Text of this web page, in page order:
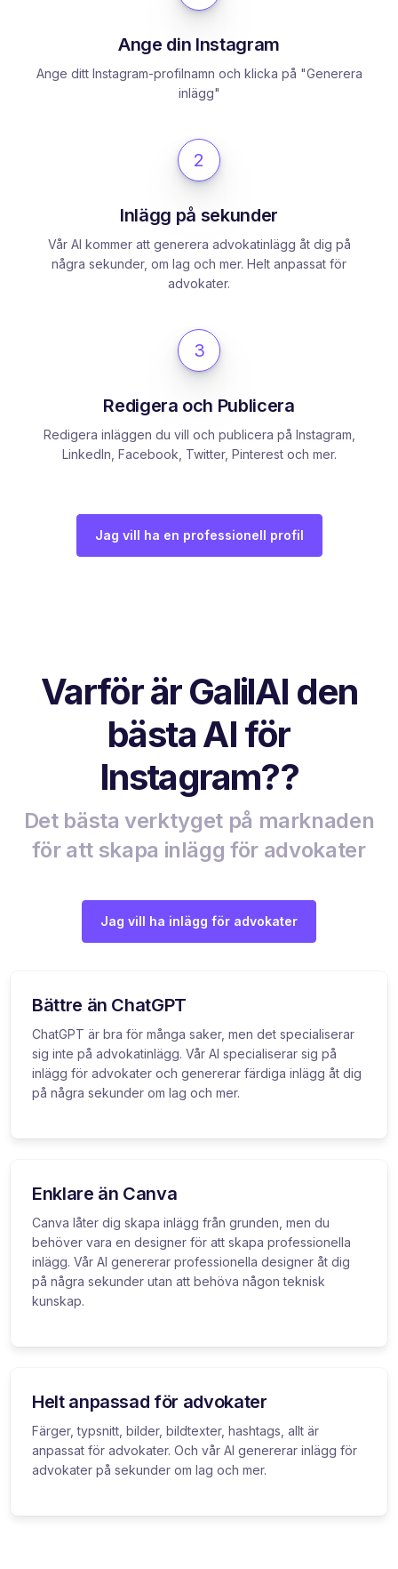
Ange din Instagram
Ange ditt Instagram-profilnamn och klicka på "Generera
inlägg"
2
Inlägg på sekunder
Vår AI kommer att generera advokatinlägg åt dig på
några sekunder, om lag och mer. Helt anpassat för
advokater.
3
Redigera och Publicera
Redigera inläggen du vill och publicera på Instagram,
LinkedIn, Facebook, Twitter, Pinterest och mer.
Jag vill ha en professionell profil
Varför är GalilAI den
bästa AI för
Instagram??
Det bästa verktyget på marknaden
för att skapa inlägg för advokater
Jag vill ha inlägg för advokater
Bättre än ChatGPT
ChatGPT är bra för många saker, men det specialiserar
sig inte på advokatinlägg. Vår AI specialiserar sig på
inlägg för advokater och genererar färdiga inlägg åt dig
på några sekunder om lag och mer.
Enklare än Canva
Canva låter dig skapa inlägg från grunden, men du
behöver vara en designer för att skapa professionella
inlägg. Vår AI genererar professionella designer åt dig
på några sekunder utan att behöva någon teknisk
kunskap.
Helt anpassad för advokater
Färger, typsnitt, bilder, bildtexter, hashtags, allt är
anpassat för advokater. Och vår AI genererar inlägg för
advokater på sekunder om lag och mer.